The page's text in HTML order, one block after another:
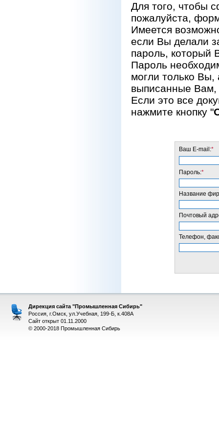
Для того, чтобы
пожалуйста,
Имеется
если Вы делали
пароль, который
Пароль
могли только Вы,
выписанные Вам,
Если это все
нажмите кнопку "
Ваш E-mail:*
Пароль:*
Название
Почтовый
Телефон,
Дирекция сайта "Промышленная Сибирь"
Россия, г.Омск, ул.Учебная, 199-Б, к.408А
Сайт открыт 01.11.2000
© 2000-2018 Промышленная Сибирь